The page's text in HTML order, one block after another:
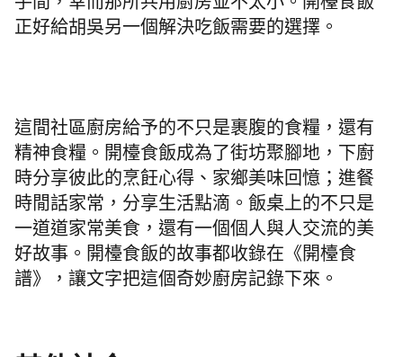
手間，幸而那所共用廚房並不太小。開檯食飯
正好給胡吳另一個解決吃飯需要的選擇。
這間社區廚房給予的不只是裹腹的食糧，還有
精神食糧。開檯食飯成為了街坊聚腳地，下廚
時分享彼此的烹飪心得、家鄉美味回憶；進餐
時閒話家常，分享生活點滴。飯桌上的不只是
一道道家常美食，還有一個個人與人交流的美
好故事。開檯食飯的故事都收錄在《開檯食
譜》，讓文字把這個奇妙廚房記錄下來。